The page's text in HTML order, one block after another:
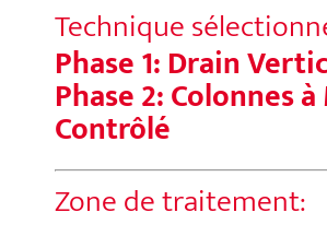
Technique
Phase 1: Drain
Phase 2: Colonnes
Contrôlé
Zone de traitement: